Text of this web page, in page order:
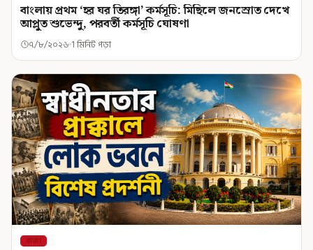
বাংলায় প্রথম ‘হর ঘর তিরঙ্গা’ কর্মসূচি: মিছিলে জনস্রোত দেখে
আপ্লুত শুভেন্দু, পরবর্তী কর্মসূচি ঘোষণা
৭/৮/২০২৬ 1 মিনিট পড়া
রাজ্য